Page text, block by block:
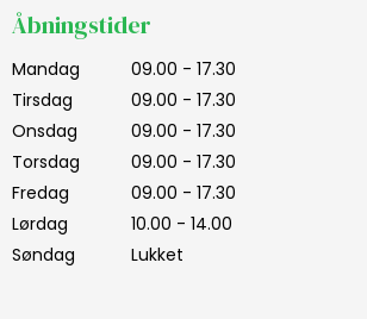
Åbningstider
Mandag
09.00 - 17.30
Tirsdag
09.00 - 17.30
Onsdag
09.00 - 17.30
Torsdag
09.00 - 17.30
Fredag
09.00 - 17.30
Lørdag
10.00 - 14.00
Søndag
Lukket